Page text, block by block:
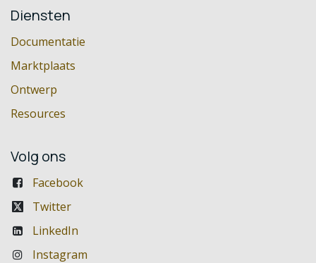
Diensten
Documentatie
Marktplaats
Ontwerp
Resources
Volg ons
Facebook
Twitter
LinkedIn
Instagram